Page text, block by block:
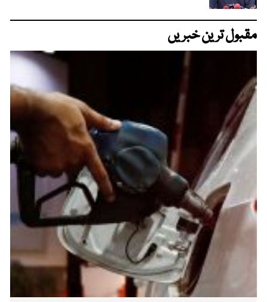
مقبول ترین خبریں